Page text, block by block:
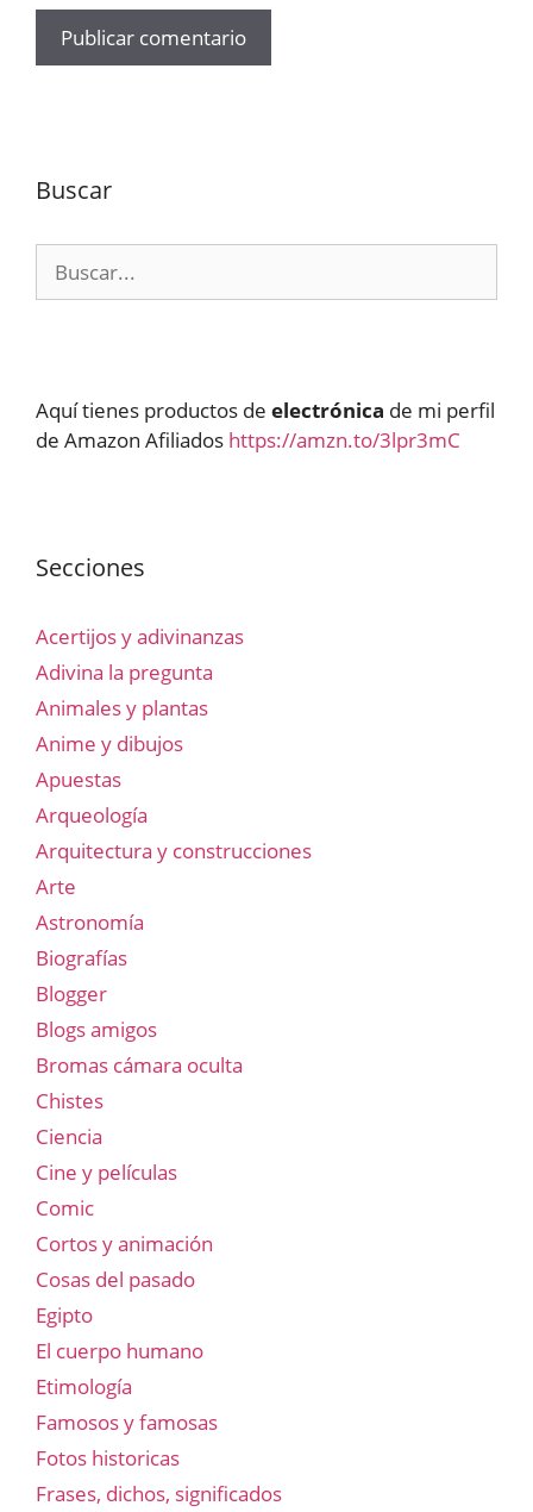
Buscar
Aquí tienes productos de electrónica de mi perfil
de Amazon Afiliados https://amzn.to/3lpr3mC
Secciones
Acertijos y adivinanzas
Adivina la pregunta
Animales y plantas
Anime y dibujos
Apuestas
Arqueología
Arquitectura y construcciones
Arte
Astronomía
Biografías
Blogger
Blogs amigos
Bromas cámara oculta
Chistes
Ciencia
Cine y películas
Comic
Cortos y animación
Cosas del pasado
Egipto
El cuerpo humano
Etimología
Famosos y famosas
Fotos historicas
Frases, dichos, significados